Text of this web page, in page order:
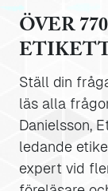
ÖVER
Ställ din
läs alla
Danielsson,
ledande
expert vid